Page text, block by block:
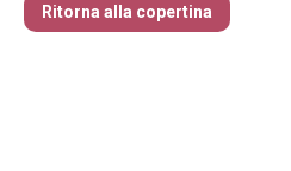
Ritorna alla copertina